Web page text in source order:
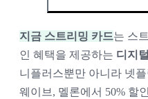
지금 스트리밍 카드는 스
인 혜택을 제공하는 디지
니플러스뿐만 아니라 넷
웨이브, 멜론에서 50% 할